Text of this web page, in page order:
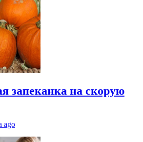
запеканка на скорую
ago